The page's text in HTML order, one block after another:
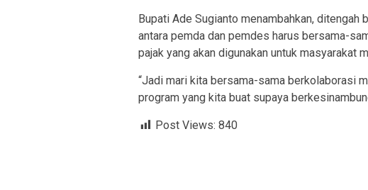
Bupati Ade Sugianto menambahkan,
antara pemda dan pemdes harus bersama-
pajak yang akan digunakan untuk masyarakat
“Jadi mari kita bersama-sama berkolaborasi
program yang kita buat supaya
Post Views: 840